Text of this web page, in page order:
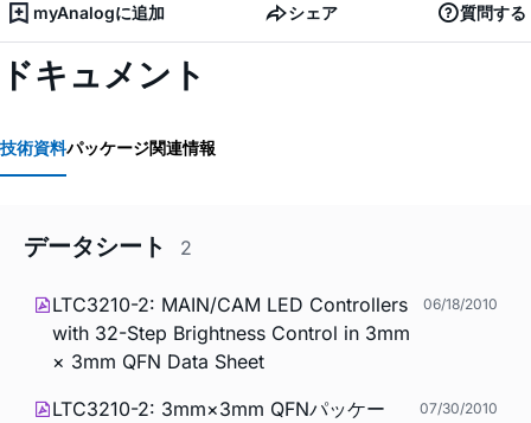
myAnalogに追加 シェア 質問する
ドキュメント
技術資料パッケージ関連情報
データシート 2
LTC3210-2: MAIN/CAM LED Controllers
with 32-Step Brightness Control in 3mm
× 3mm QFN Data Sheet
06/18/2010
LTC3210-2: 3mm×3mm QFNパッケー
07/30/2010